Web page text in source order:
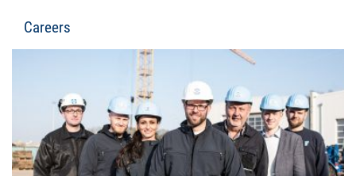
Careers